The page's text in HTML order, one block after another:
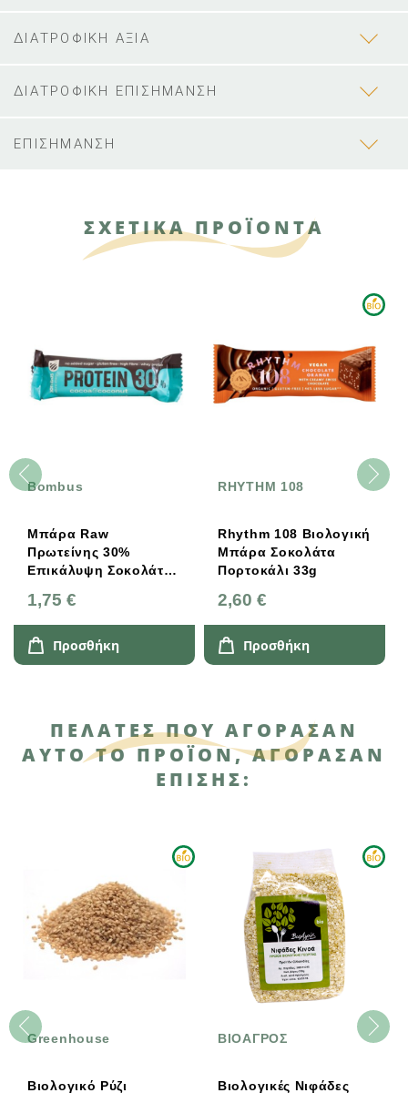
ΔΙΑΤΡΟΦΙΚΗ ΑΞΙΑ
ΔΙΑΤΡΟΦΙΚΗ ΕΠΙΣΗΜΑΝΣΗ
ΕΠΙΣΗΜΑΝΣΗ
ΣΧΕΤΙΚΑ ΠΡΟΪΟΝΤΑ
Bombus
Μπάρα Raw
Πρωτείνης 30%
Επικάλυψη Σοκολάτα
Bombus
1,75 €
Προσθήκη
RHYTHM 108
Rhythm 108 Βιολογική
Μπάρα Σοκολάτα
Πορτοκάλι 33g
2,60 €
Προσθήκη
ΠΕΛΆΤΕΣ ΠΟΥ ΑΓΌΡΑΣΑΝ
ΑΥΤΌ ΤΟ ΠΡΟΪΌΝ, ΑΓΌΡΑΣΑΝ
ΕΠΊΣΗΣ:
Greenhouse
Βιολογικό Ρύζι
ΒΙΟΑΓΡΟΣ
Βιολογικές Νιφάδες